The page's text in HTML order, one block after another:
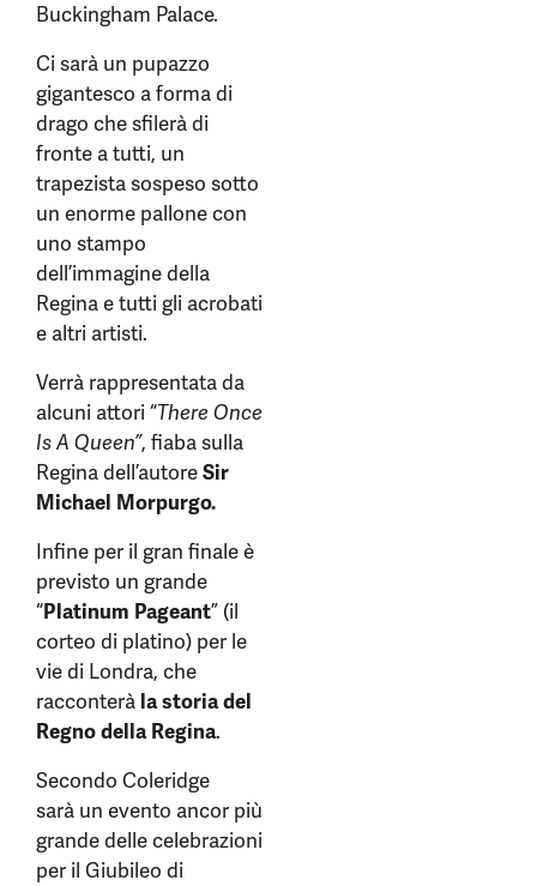
Buckingham Palace.
Ci sarà un pupazzo
gigantesco a forma di
drago che sfilerà di
fronte a tutti, un
trapezista sospeso sotto
un enorme pallone con
uno stampo
dell’immagine della
Regina e tutti gli acrobati
e altri artisti.
Verrà rappresentata da
alcuni attori “There Once
Is A Queen”, fiaba sulla
Regina dell’autoreSir
Michael Morpurgo.
Infine per il gran finale è
previsto un grande
“Platinum Pageant” (il
corteo di platino) per le
vie di Londra, che
racconterà la storia del
Regno della Regina.
Secondo Coleridge
sarà un evento ancor più
grande delle celebrazioni
per il Giubileo di